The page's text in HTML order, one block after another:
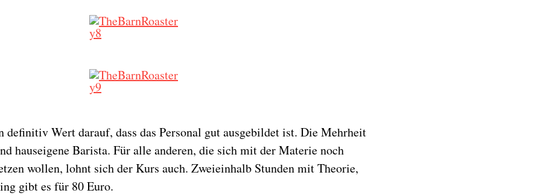
definitiv Wert darauf, dass das Personal gut ausgebildet ist. Die Mehrheit
hauseigene Barista. Für alle anderen, die sich mit der Materie noch
wollen, lohnt sich der Kurs auch. Zweieinhalb Stunden mit Theorie,
gibt es für 80 Euro.